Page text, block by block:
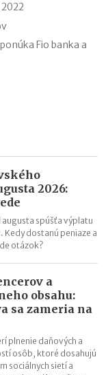
Fio banka a
2026:
spúšťa výplatu
Kedy dostanú peniaze a
otázok?
a
obsahu:
sa zameria na
plnenie daňových a
osôb, ktoré dosahujú
sociálnych sietí a